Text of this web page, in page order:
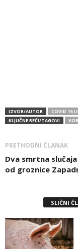
IZVOR/AUTOR
COVID
KLJUČNE REČI/TAGOVI
PRETHODNI ČLANAK
Dva smrtna
od groznice
SLIČNI